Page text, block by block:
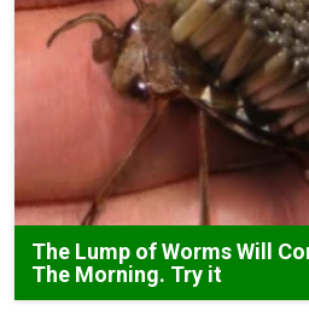
The Lump of Worms Will
The Morning. Try it